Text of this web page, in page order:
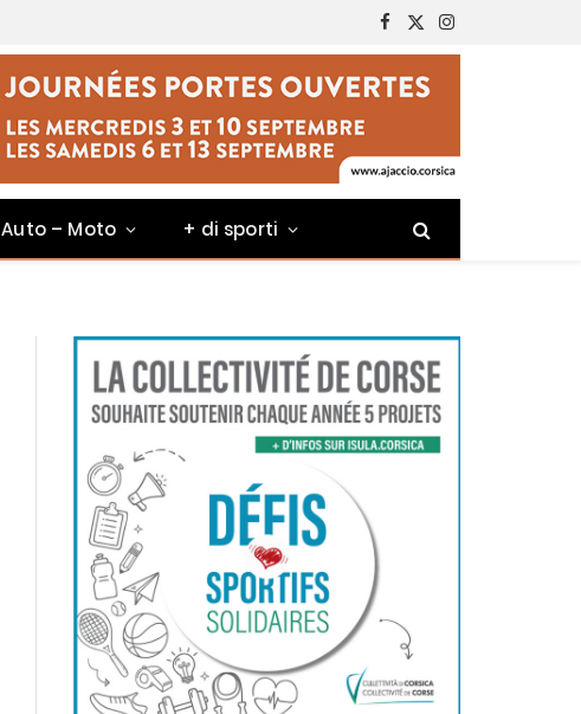
Facebook
X
(Twitter)
Instagram
Auto – Moto + di sporti